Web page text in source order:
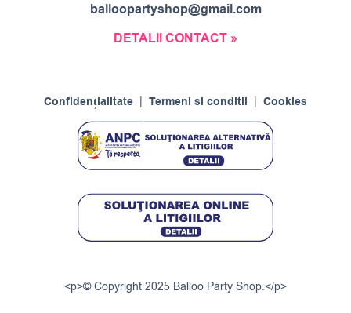
balloopartyshop@gmail.com
DETALII CONTACT »
Confidențialitate Termeni si conditii Cookies
<p>© Copyright 2025 Balloo Party Shop.</p>